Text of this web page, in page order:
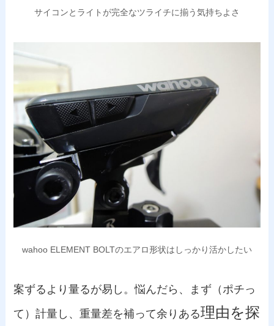
サイコンとライトが完全なツライチに揃う気持ちよさ
wahoo ELEMENT BOLTのエアロ形状はしっかり活かしたい
案ずるより量るが易し。悩んだら、まず（ポチっ
て）計量し、重量差を補って余りある理由を探